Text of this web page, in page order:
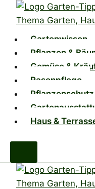
Zum
Inhalt
springen
Gartenwissen
Pflanzen &
Gemüse &
Rasenpflege
Haus &